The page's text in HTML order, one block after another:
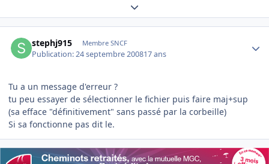
Expand topic overview
stephj915 Membre SNCF
Publication:24 septembre 200817 ans
Tu a un message d'erreur ?
tu peu essayer de sélectionner le fichier puis faire maj+sup
(sa efface "définitivement" sans passé par la corbeille)
Si sa fonctionne pas dit le.